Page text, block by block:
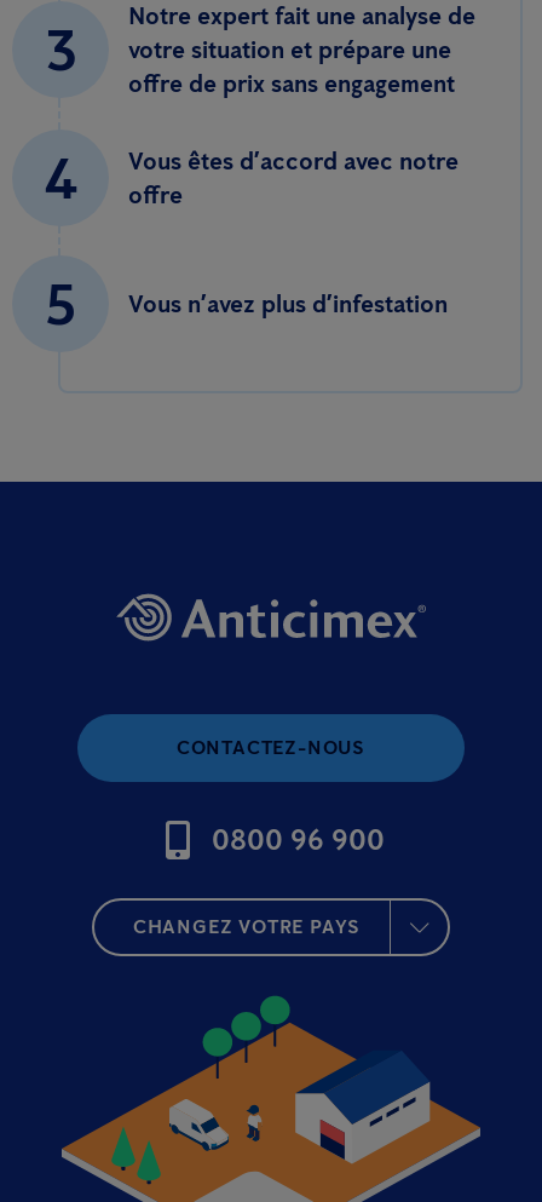
3
Notre expert fait une analyse de
votre situation et prépare une
offre de prix sans engagement
4
Vous êtes d’accord avec notre
offre
5 Vous n’avez plus d’infestation
CONTACTEZ-NOUS
0800 96 900
CHANGEZ VOTRE PAYS